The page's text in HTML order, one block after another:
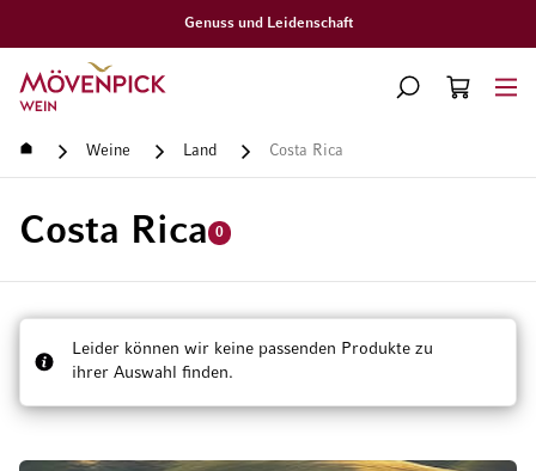
Zur Startseite
SUCHE
WARENKORB
Startseite Weine Land Costa Rica
Costa Rica 0
Leider können wir keine passenden Produkte zu
ihrer Auswahl finden.